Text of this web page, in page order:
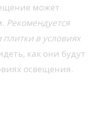
может
Рекомендуется
плитки в условиях
как они будут
освещения.